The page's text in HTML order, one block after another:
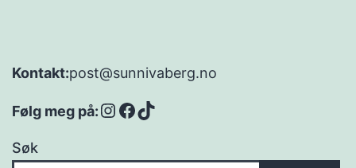
Kontakt:post@sunnivaberg.no
Følg meg på:Instagram
Facebook
TikTok
Søk